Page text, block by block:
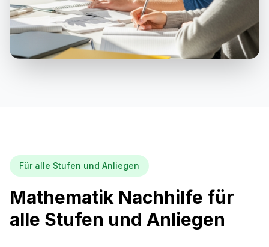
Für alle Stufen und Anliegen
Mathematik Nachhilfe für
alle Stufen und Anliegen